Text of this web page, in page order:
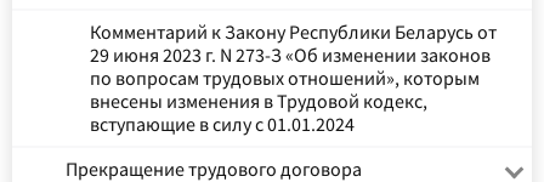
Комментарий к Закону Республики Беларусь от
29 июня 2023 г. N 273-З «Об изменении законов
по вопросам трудовых отношений», которым
внесены изменения в Трудовой кодекс,
вступающие в силу с 01.01.2024
Прекращение трудового договора